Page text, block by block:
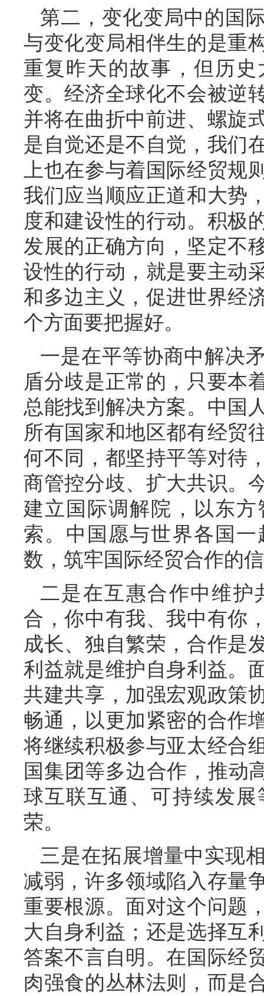
第二，变化变局中的国
与变化变局相伴生的是重
重复昨天的故事，但历
变。经济全球化不会被逆
并将在曲折中前进、螺旋
是自觉还是不自觉，我们
上也在参与着国际经贸规
我们应当顺应正道和大势
度和建设性的行动。积极
发展的正确方向，坚定不
设性的行动，就是要主动
和多边主义，促进世界经
个方面要把握好。
一是在平等协商中解决
盾分歧是正常的，只要本
总能找到解决方案。中国
所有国家和地区都有经贸
何不同，都坚持平等对待
商管控分歧、扩大共识。
建立国际调解院，以东
索。中国愿与世界各国
数，筑牢国际经贸合作的
二是在互惠合作中维护
合，你中有我、我中有你
成长、独自繁荣，合作是
利益就是维护自身利益。
共建共享，加强宏观政策
畅通，以更加紧密的合作
将继续积极参与亚太经合
国集团等多边合作，推动
球互联互通、可持续发
荣。
三是在拓展增量中实现
减弱，许多领域陷入存量
重要根源。面对这个问题
大自身利益；还是选择互
答案不言自明。在国际经
肉强食的丛林法则，而是